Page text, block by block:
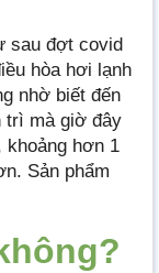
sau đợt covid
hòa hơi lạnh
nhờ biết đến
trì mà giờ đây
khoảng hơn 1
Sản phẩm